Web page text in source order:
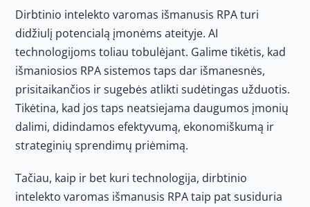
Dirbtinio intelekto varomas išmanusis RPA turi
didžiulį potencialą įmonėms ateityje. AI
technologijoms toliau tobulėjant. Galime tikėtis, kad
išmaniosios RPA sistemos taps dar išmanesnės,
prisitaikančios ir sugebės atlikti sudėtingas užduotis.
Tikėtina, kad jos taps neatsiejama daugumos įmonių
dalimi, didindamos efektyvumą, ekonomiškumą ir
strateginių sprendimų priėmimą.
Tačiau, kaip ir bet kuri technologija, dirbtinio
intelekto varomas išmanusis RPA taip pat susiduria